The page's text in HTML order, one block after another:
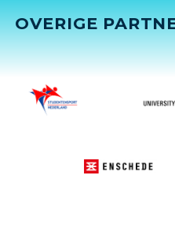
OVERIGE